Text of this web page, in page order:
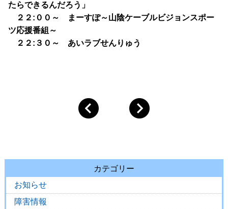
たらできるんだろう」
２２:００～ まーすぽ～山陰ケーブルビジョンスポー
ツ応援番組～
２２:３０～ あいラブせんりゅう
カテゴリー
お知らせ
障害情報